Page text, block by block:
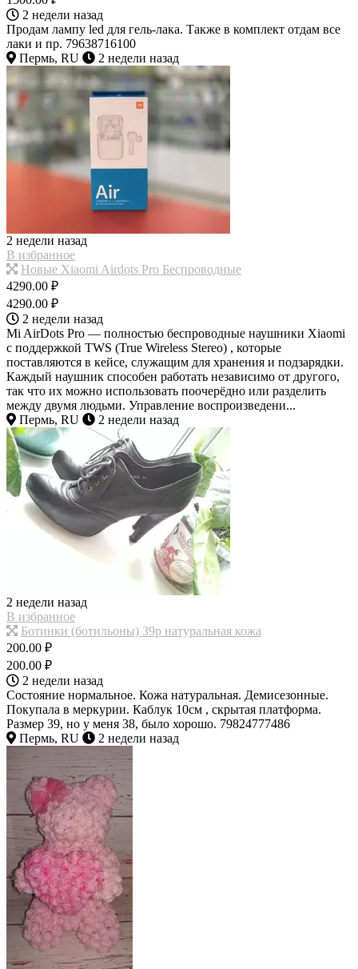
2 недели назад
Продам лампу led для гель-лака. Также в комплект отдам все
лаки и пр. 79638716100
Пермь, RU
2 недели назад
2 недели назад
В избранное
Новые Xiaomi Airdots Pro Беспроводные
4290.00 ₽
4290.00 ₽
2 недели назад
Mi AirDots Pro — полностью беспроводные наушники Xiaomi
с поддержкой TWS (True Wireless Stereo) , которые
поставляются в кейсе, служащим для хранения и подзарядки.
Каждый наушник способен работать независимо от другого,
так что их можно использовать поочерёдно или разделить
между двумя людьми. Управление воспроизведени...
Пермь, RU
2 недели назад
2 недели назад
В избранное
Ботинки (ботильоны) 39р натуральная кожа
200.00 ₽
200.00 ₽
2 недели назад
Состояние нормальное. Кожа натуральная. Демисезонные.
Покупала в меркурии. Каблук 10см , скрытая платформа.
Размер 39, но у меня 38, было хорошо. 79824777486
Пермь, RU
2 недели назад